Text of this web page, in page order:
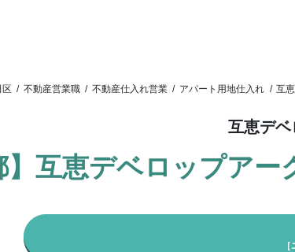
区 / 不動産営業職 / 不動産仕入れ営業 / アパート用地仕入れ / 互
互恵デ
】互恵デベロップア